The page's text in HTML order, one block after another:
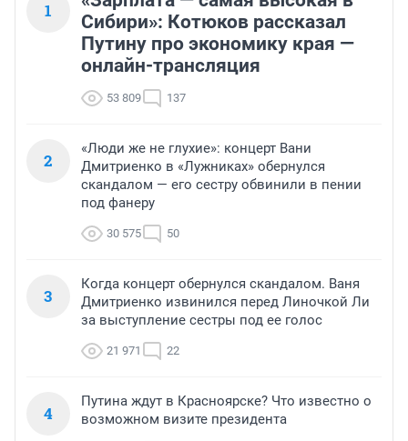
1
Сибири»: Котюков рассказал
Путину про экономику края —
онлайн-трансляция
53 809 137
2
«Люди же не глухие»: концерт Вани
Дмитриенко в «Лужниках» обернулся
скандалом — его сестру обвинили в пении
под фанеру
30 575 50
3
Когда концерт обернулся скандалом. Ваня
Дмитриенко извинился перед Линочкой Ли
за выступление сестры под ее голос
21 971 22
4
Путина ждут в Красноярске? Что известно о
возможном визите президента